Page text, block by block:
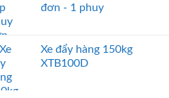
đơn - 1 phuy
Xe đẩy hàng 150kg
XTB100D